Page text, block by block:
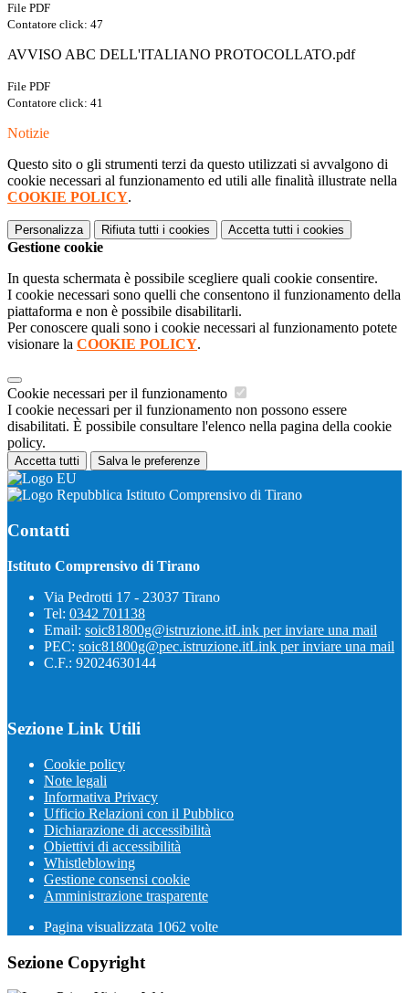
File PDF
Contatore click: 47
AVVISO ABC DELL'ITALIANO PROTOCOLLATO.pdf
File PDF
Contatore click: 41
Notizie
Questo sito o gli strumenti terzi da questo utilizzati si avvalgono di
cookie necessari al funzionamento ed utili alle finalità illustrate nella
COOKIE POLICY.
Personalizza Rifiuta tutti i cookies Accetta tutti i cookies
Gestione cookie
In questa schermata è possibile scegliere quali cookie consentire.
I cookie necessari sono quelli che consentono il funzionamento della
piattaforma e non è possibile disabilitarli.
Per conoscere quali sono i cookie necessari al funzionamento potete
visionare la COOKIE POLICY.
Cookie necessari per il funzionamento
I cookie necessari per il funzionamento non possono essere
disabilitati. È possibile consultare l'elenco nella pagina della cookie
policy.
Accetta tutti Salva le preferenze
Istituto Comprensivo di Tirano
Contatti
Istituto Comprensivo di Tirano
Via Pedrotti 17 - 23037 Tirano
Tel: 0342 701138
Email: soic81800g@istruzione.itLink per inviare una mail
PEC: soic81800g@pec.istruzione.itLink per inviare una mail
C.F.: 92024630144
Sezione Link Utili
Cookie policy
Note legali
Informativa Privacy
Ufficio Relazioni con il Pubblico
Dichiarazione di accessibilità
Obiettivi di accessibilità
Whistleblowing
Gestione consensi cookie
Amministrazione trasparente
Pagina visualizzata 1062 volte
Sezione Copyright